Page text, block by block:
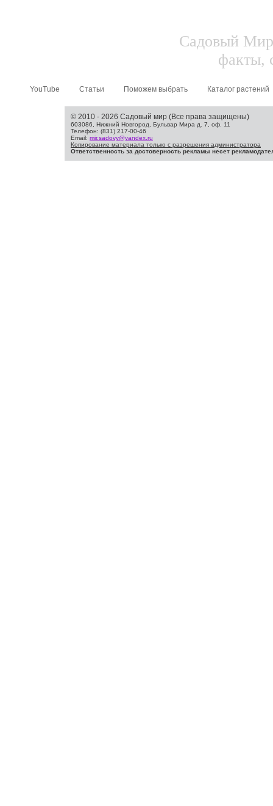
Садовый
факты,
YouTube Статьи Поможем выбрать Каталог растений
© 2010 - 2026 Садовый мир (Все права защищены)
603086, Нижний Новгород, Бульвар Мира д. 7, оф. 11
Телефон: (831) 217-00-46
Email: mir.sadovy@yandex.ru
Копирование материала только с разрешения администратора
Ответственность за достоверность рекламы несет